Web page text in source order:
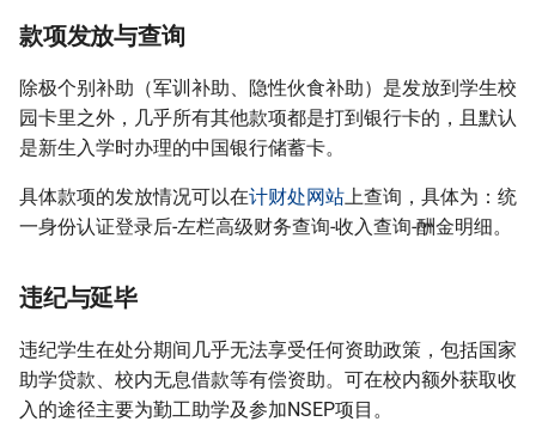
款项发放与查询
除极个别补助（军训补助、隐性伙食补助）是发放到学生校
园卡里之外，几乎所有其他款项都是打到银行卡的，且默认
是新生入学时办理的中国银行储蓄卡。
具体款项的发放情况可以在计财处网站上查询，具体为：统
一身份认证登录后-左栏高级财务查询-收入查询-酬金明细。
违纪与延毕
违纪学生在处分期间几乎无法享受任何资助政策，包括国家
助学贷款、校内无息借款等有偿资助。可在校内额外获取收
入的途径主要为勤工助学及参加NSEP项目。